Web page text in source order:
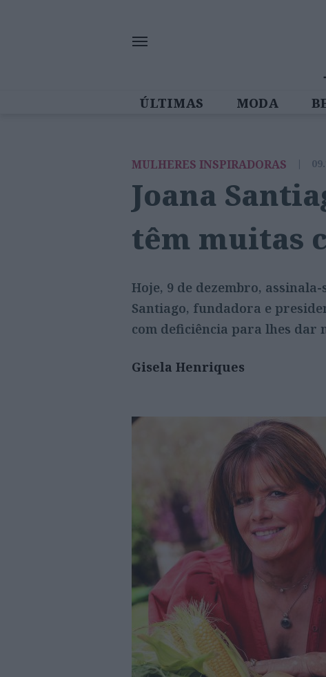
ÚLTIMAS MODA
MULHERES INSPIRADORAS |
Joana
têm muitas
Hoje, 9 de dezembro,
Santiago, fundadora e
com deficiência para lhes dar
Gisela Henriques